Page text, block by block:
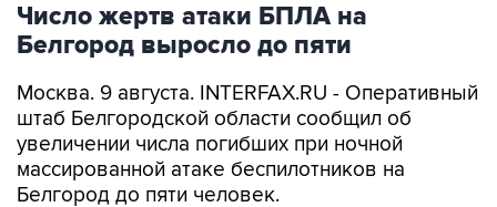
Число жертв атаки БПЛА на
Белгород выросло до пяти
Москва. 9 августа. INTERFAX.RU - Оперативный
штаб Белгородской области сообщил об
увеличении числа погибших при ночной
массированной атаке беспилотников на
Белгород до пяти человек.